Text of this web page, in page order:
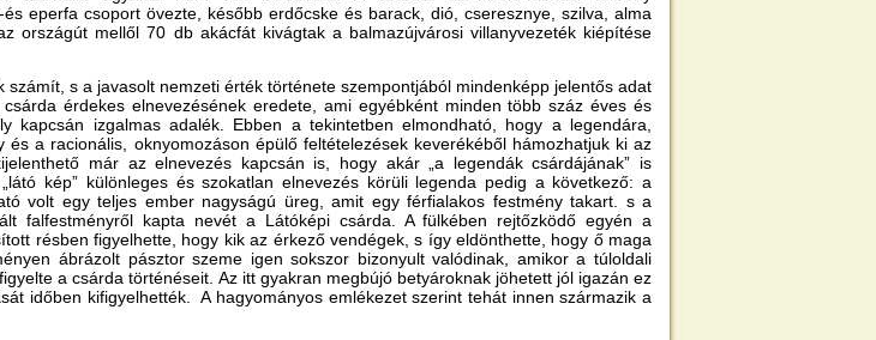
eperfa csoport övezte, később erdőcske és barack, dió, cseresznye, szilva, alma
országút mellől 70 db akácfát kivágtak a balmazújvárosi villanyvezeték kiépítése
számít, s a javasolt nemzeti érték története szempontjából mindenképp jelentős adat
érdekes elnevezésének eredete, ami egyébként minden több száz éves és
kapcsán izgalmas adalék. Ebben a tekintetben elmondható, hogy a legendára,
és a racionális, oknyomozáson épülő feltételezések keverékéből hámozhatjuk ki az
már az elnevezés kapcsán is, hogy akár „a legendák csárdájának” is
kép” különleges és szokatlan elnevezés körüli legenda pedig a következő: a
volt egy teljes ember nagyságú üreg, amit egy férfialakos festmény takart. s a
falfestményről kapta nevét a Látóképi csárda. A fülkében rejtőzködő egyén a
résben figyelhette, hogy kik az érkező vendégek, s így eldönthette, hogy ő maga
ábrázolt pásztor szeme igen sokszor bizonyult valódinak, amikor a túloldali
a csárda történéseit. Az itt gyakran megbújó betyároknak jöhetett jól igazán ez
időben kifigyelhették. A hagyományos emlékezet szerint tehát innen származik a